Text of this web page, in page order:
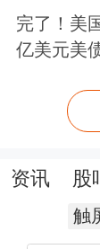
并进一
作为磷
提升磷
力，其
完了！美
亿美元美
资讯 股
触